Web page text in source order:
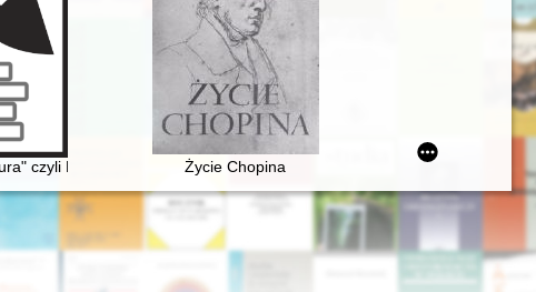
czyli Fryderyk Chopin i powstańcy listopadowi w karykaturach Józefa
Życie Chopina